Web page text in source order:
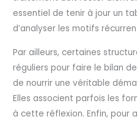
essentiel de tenir à jour un
d’analyser les motifs
Par ailleurs, certaines
réguliers pour faire le bilan
de nourrir une véritable
Elles associent parfois les
à cette réflexion. Enfin, pour